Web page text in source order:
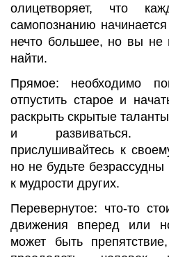
олицетворяет, что
самопознанию
нечто большее, но вы не
найти.
Прямое: необходимо
отпустить старое и
раскрыть скрытые
и развиваться.
прислушивайтесь к
но не будьте
к мудрости других.
Перевернутое: что-то
движения вперед или
может быть